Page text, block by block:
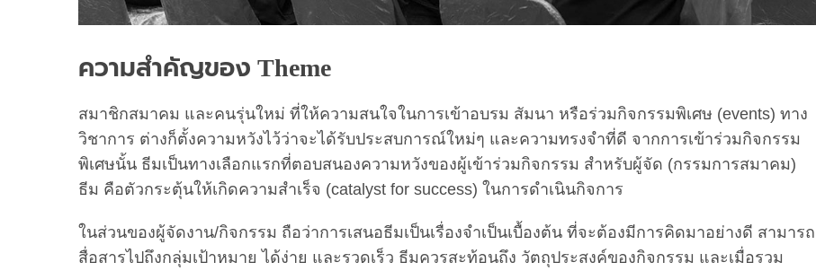
ความสำคัญของ Theme
สมาชิกสมาคม และคนรุ่นใหม่ ที่ให้ความสนใจในการเข้าอบรม สัมนา หรือร่วมกิจกรรมพิเศษ (events) ทาง
วิชาการ ต่างก็ตั้งความหวังไว้ว่าจะได้รับประสบการณ์ใหม่ๆ และความทรงจำที่ดี จากการเข้าร่วมกิจกรรม
พิเศษนั้น ธีมเป็นทางเลือกแรกที่ตอบสนองความหวังของผู้เข้าร่วมกิจกรรม สำหรับผู้จัด (กรรมการสมาคม)
ธีม คือตัวกระตุ้นให้เกิดความสำเร็จ (catalyst for success) ในการดำเนินกิจการ
ในส่วนของผู้จัดงาน/กิจกรรม ถือว่าการเสนอธีมเป็นเรื่องจำเป็นเบื้องต้น ที่จะต้องมีการคิดมาอย่างดี สามารถ
สื่อสารไปถึงกลุ่มเป้าหมาย ได้ง่าย และรวดเร็ว ธีมควรสะท้อนถึง วัตถุประสงค์ของกิจกรรม และเมื่อรวม